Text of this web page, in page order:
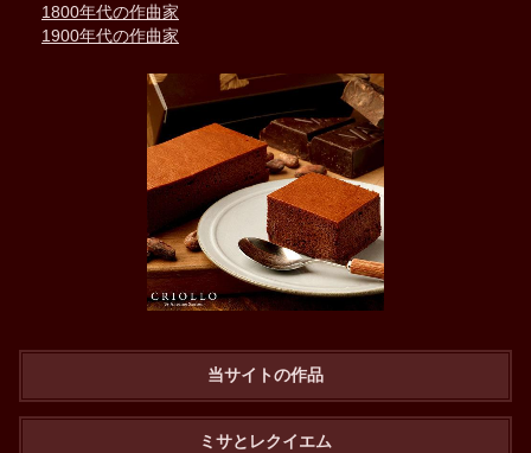
1800年代の作曲家
1900年代の作曲家
当サイトの作品
ミサとレクイエム